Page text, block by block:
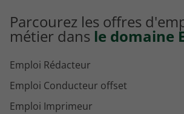
Parcourez les offres
métier dans le domaine
Emploi Rédacteur
Emploi Conducteur offset
Emploi Imprimeur